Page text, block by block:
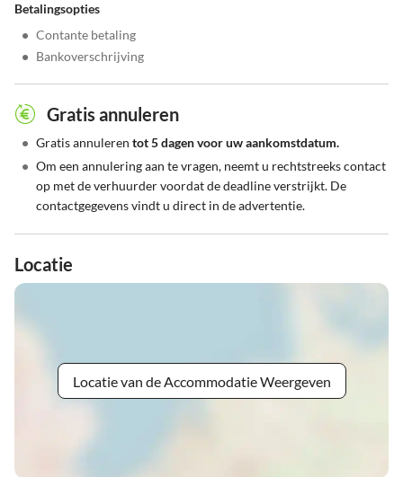
Betalingsopties
• Contante betaling
• Bankoverschrijving
Gratis annuleren
• Gratis annuleren tot 5 dagen voor uw aankomstdatum.
• Om een annulering aan te vragen, neemt u rechtstreeks contact
op met de verhuurder voordat de deadline verstrijkt. De
contactgegevens vindt u direct in de advertentie.
Locatie
Locatie van de Accommodatie Weergeven